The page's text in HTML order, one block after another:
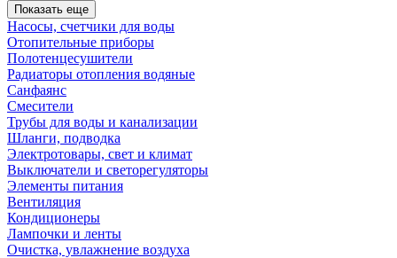
Показать еще
Насосы, счетчики для воды
Отопительные приборы
Полотенцесушители
Радиаторы отопления водяные
Санфаянс
Смесители
Трубы для воды и канализации
Шланги, подводка
Электротовары, свет и климат
Выключатели и светорегуляторы
Элементы питания
Вентиляция
Кондиционеры
Лампочки и ленты
Очистка, увлажнение воздуха